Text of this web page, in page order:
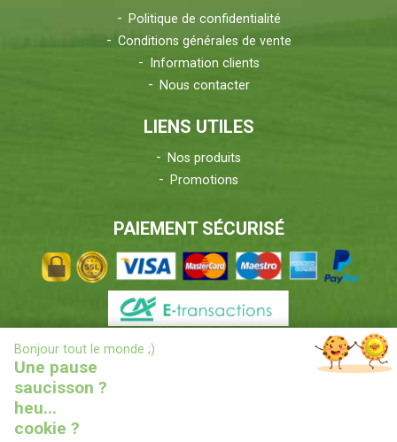
Politique de confidentialité
Conditions générales de vente
Information clients
Nous contacter
LIENS UTILES
Nos produits
Promotions
PAIEMENT SÉCURISÉ
INFORMATIONS LIVRAISONS
X
Bonjour tout le monde ;)
Une pause
saucisson ?
heu...
cookie ?